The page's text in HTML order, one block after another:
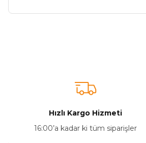
Ürün açıklamasında eksik bilgiler
Hızlı Kargo Hizmeti
16:00’a kadar ki tüm siparişler